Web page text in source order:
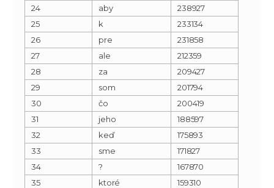
24
aby
238927
25
k
233134
26
pre
231858
27
ale
212359
28
za
209427
29
som
201794
30
čo
200419
31
jeho
188597
32
keď
175893
33
sme
171827
34
?
167870
35
ktoré
159310